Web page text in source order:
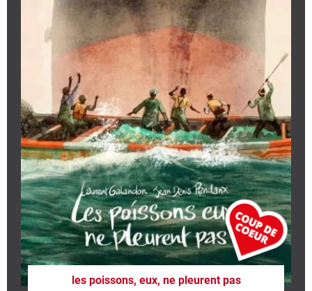
les poissons, eux, ne pleurent pas